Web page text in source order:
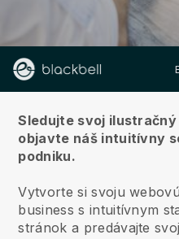
Sledujte svoj ilustračný
objavte náš intuitívny
podniku.
Vytvorte si svoju
business s intuitívnym
stránok a predávajte